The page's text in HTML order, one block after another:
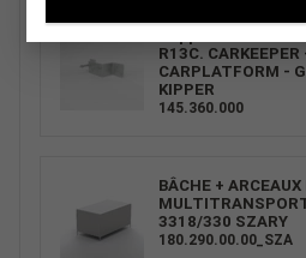
R13C.
CARPLATFORM -
KIPPER
145.360.000
BÂCHE +
3318/330 SZARY
180.290.00.00_SZA